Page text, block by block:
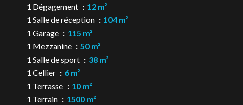
1 Dégagement
12 m²
1 Salle de réception
104 m²
1 Garage
115 m²
1 Mezzanine
50 m²
1 Salle de sport
38 m²
1 Cellier
6 m²
1 Terrasse
10 m²
1 Terrain
1500 m²